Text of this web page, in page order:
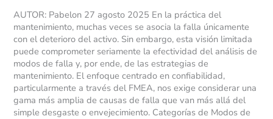
AUTOR: Pabelon 27 agosto 2025 En la práctica del
mantenimiento, muchas veces se asocia la falla únicamente
con el deterioro del activo. Sin embargo, esta visión limitada
puede comprometer seriamente la efectividad del análisis de
modos de falla y, por ende, de las estrategias de
mantenimiento. El enfoque centrado en confiabilidad,
particularmente a través del FMEA, nos exige considerar una
gama más amplia de causas de falla que van más allá del
simple desgaste o envejecimiento. Categorías de Modos de